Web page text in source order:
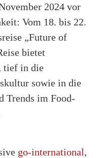
2024 vor
Vom 18. bis 22.
„Future of
bietet
tief in die
sowie in die
Trends im Food-
go-international,